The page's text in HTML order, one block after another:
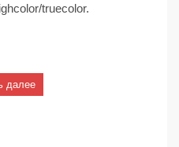
truecolor.
далее